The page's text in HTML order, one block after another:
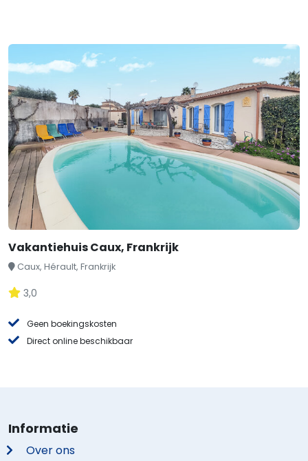
Vakantiehuis Caux, Frankrijk
Caux, Hérault, Frankrijk
3,0
Geen boekingskosten
Direct online beschikbaar
Informatie
Over ons